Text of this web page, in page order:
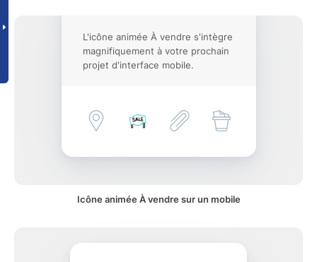
L'icône animée À vendre s'intègre
magnifiquement à votre prochain
projet d'interface mobile.
Icône animée À vendre sur un mobile